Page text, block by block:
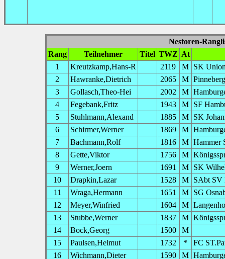
Nestoren-
Rang
Teilnehmer Titel TWZ At
1
Kreutzkamp,Hans-R 2119 M SK
2
Hawranke,Dietrich 2065 M
3
Gollasch,Theo-Hei 2002 M
4
Fegebank,Fritz 1943 M SF
5
Stuhlmann,Alexand 1885 M SK
6
Schirmer,Werner 1869 M
7
Bachmann,Rolf 1816 M Hammer
8
Gette,Viktor 1756 M
9
Werner,Joern 1691 M SK
10
Drapkin,Lazar 1528 M SAbt SV
11
Wraga,Hermann 1651 M SG
12
Meyer,Winfried 1604 M
13
Stubbe,Werner 1837 M
14
Bock,Georg 1500
M
15
Paulsen,Helmut 1732 *
FC
16
Wichmann,Dieter 1590 M